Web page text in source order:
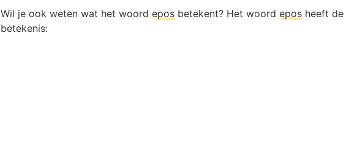
Wil je ook weten wat het woord epos betekent? Het woord epos heeft
betekenis: